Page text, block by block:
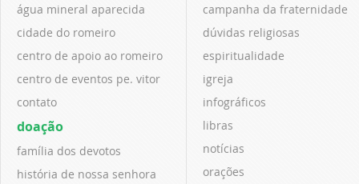
água mineral aparecida
cidade do romeiro
centro de apoio ao romeiro
centro de eventos pe. vitor
contato
doação
família dos devotos
história de nossa senhora
campanha da fraternidade
dúvidas religiosas
espiritualidade
igreja
infográficos
libras
notícias
orações